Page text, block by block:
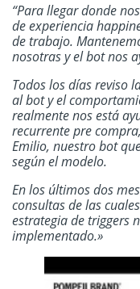
“Para llegar donde
de experiencia
de trabajo.
nosotras y el bot nos
Todos los días reviso
al bot y el
realmente nos está
recurrente pre
Emilio, nuestro bot
según el modelo.
En los últimos dos
consultas de las
estrategia de triggers
implementado.»